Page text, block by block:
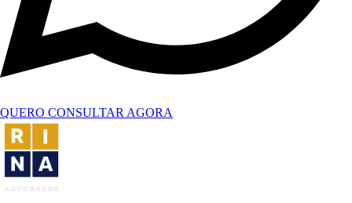
QUERO CONSULTAR AGORA